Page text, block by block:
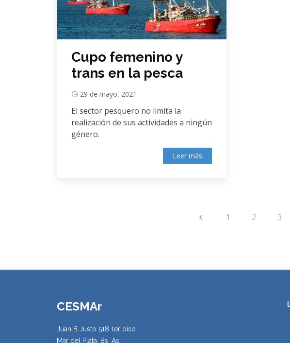
Cupo femenino y
trans en la pesca
29 de mayo, 2021
El sector pesquero no limita la
realización de sus actividades a ningún
género.
Leer más
1 2 3
CESMAr
Juan B Justo 518 1er piso
Mar del Plata, Bs. As.